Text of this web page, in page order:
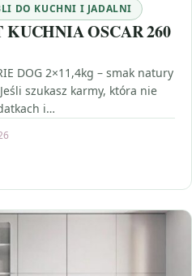
DO KUCHNI I JADALNI
OSCAR 260
DOG 2×11,4kg – smak natury
szukasz karmy, która nie
i…